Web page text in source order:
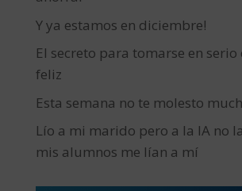
Y ya estamos en diciembre!
El secreto para tomarse en serio
feliz
Esta semana no te molesto
Lío a mi marido pero a la IA no
mis alumnos me lían a mí